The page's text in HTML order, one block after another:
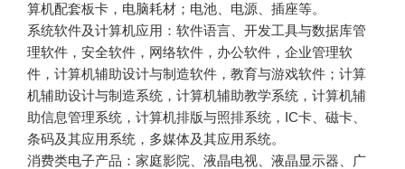
算机配套板卡，电脑耗材；电池、电源、插座等。
系统软件及计算机应用：软件语言、开发工具与数据库管
理软件，安全软件，网络软件，办公软件，企业管理软
件，计算机辅助设计与制造软件，教育与游戏软件；计算
机辅助设计与制造系统，计算机辅助教学系统，计算机辅
助信息管理系统，计算机排版与照排系统，IC卡、磁卡、
条码及其应用系统，多媒体及其应用系统。
消费类电子产品：家庭影院、液晶电视、液晶显示器、广